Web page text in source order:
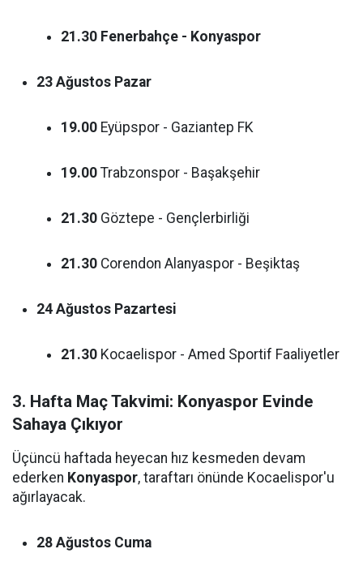
21.30 Fenerbahçe - Konyaspor
23 Ağustos Pazar
19.00 Eyüpspor - Gaziantep FK
19.00 Trabzonspor - Başakşehir
21.30 Göztepe - Gençlerbirliği
21.30 Corendon Alanyaspor - Beşiktaş
24 Ağustos Pazartesi
21.30 Kocaelispor - Amed Sportif Faaliyetler
3. Hafta Maç Takvimi: Konyaspor Evinde
Sahaya Çıkıyor
Üçüncü haftada heyecan hız kesmeden devam
ederken Konyaspor, taraftarı önünde Kocaelispor'u
ağırlayacak.
28 Ağustos Cuma